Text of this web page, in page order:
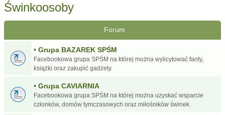
Świnkoosoby
Forum
• Grupa BAZAREK SPŚM
Facebookowa grupa SPŚM na której można wylicytować fanty,
książki oraz zakupić gadżety.
• Grupa CAVIARNIA
Facebookowa grupa SPŚM na której można uzyskać wsparcie
członków, domów tymczasowych oraz miłośników świnek.